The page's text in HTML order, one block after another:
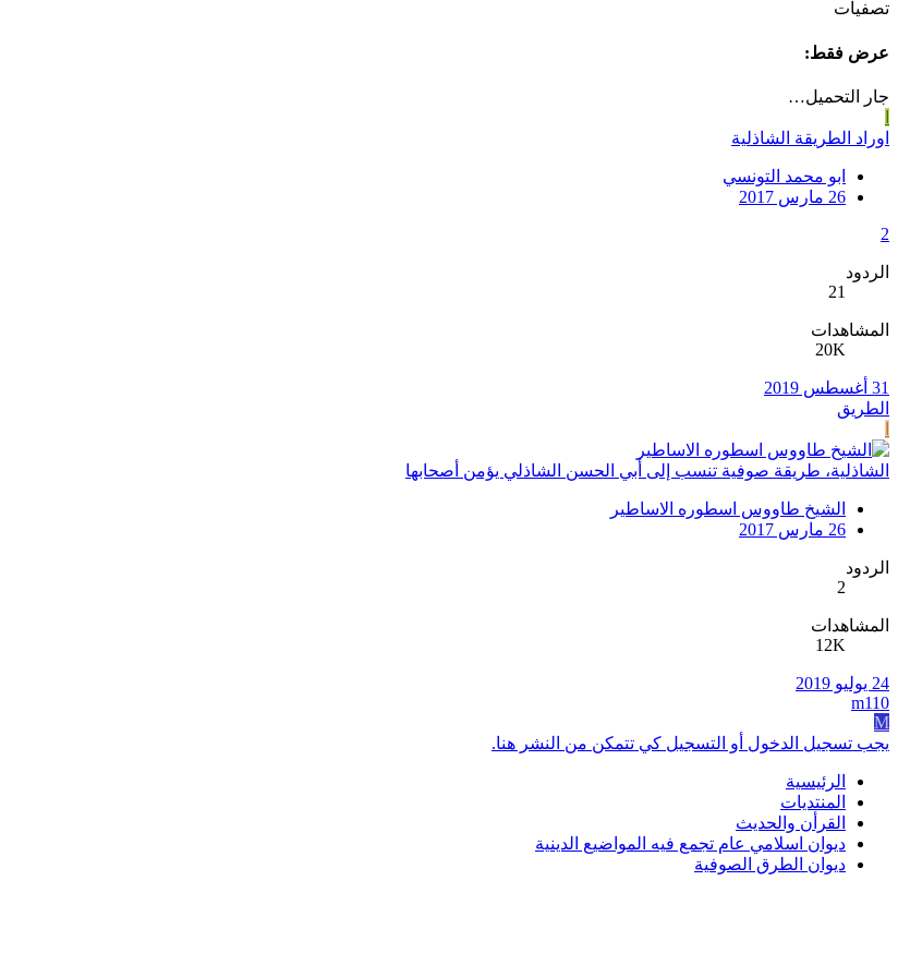
تصفيات
عرض فقط:
جار التحميل…
اوراد الطريقة الشاذلية
ابو محمد التونسي
26 مارس 2017
2
الردود
21
المشاهدات
20K
31 أغسطس 2019
الطريق
الشاذلية، طريقة صوفية تنسب إلى أبي الحسن الشاذلي يؤمن أصحابها
الشيخ طاووس اسطوره الاساطير
26 مارس 2017
الردود
2
المشاهدات
12K
24 يوليو 2019
m110
M
يجب تسجيل الدخول أو التسجيل كي تتمكن من النشر هنا.
الرئيسية
المنتديات
القرأن والحديث
ديوان اسلامي عام تجمع فيه المواضيع الدينية
ديوان الطرق الصوفية